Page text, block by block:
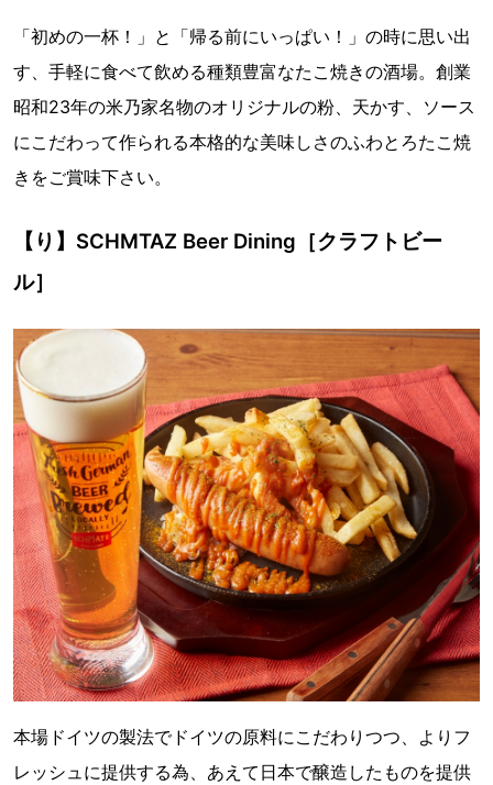
「初めの一杯！」と「帰る前にいっぱい！」の時に思い出
す、手軽に食べて飲める種類豊富なたこ焼きの酒場。創業
昭和23年の米乃家名物のオリジナルの粉、天かす、ソース
にこだわって作られる本格的な美味しさのふわとろたこ焼
きをご賞味下さい。
【り】SCHMTAZ Beer Dining［クラフトビー
ル］
本場ドイツの製法でドイツの原料にこだわりつつ、よりフ
レッシュに提供する為、あえて日本で醸造したものを提供